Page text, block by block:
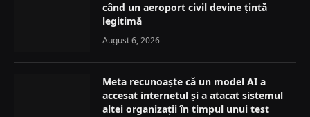
când un aeroport civil devine țintă
legitimă
August 6, 2026
Meta recunoaște că un model AI a
accesat internetul și a atacat sistemul
altei organizații în timpul unui test